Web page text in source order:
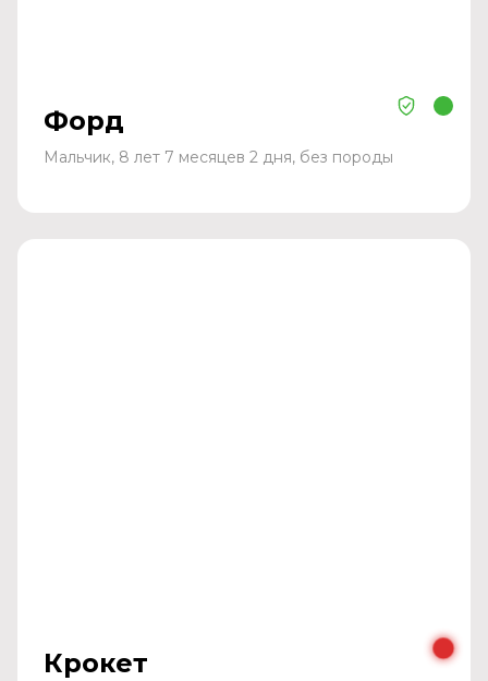
Форд
Мальчик, 8 лет 7 месяцев 2 дня, без породы
Крокет